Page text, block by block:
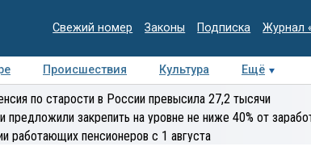
Свежий номер Законы Подписка Журнал
Происшествия Культура Ещё
Медиацентр Интервью Колумнисты
по старости в России превысила 27,2 тысячи
предложили закрепить на уровне не ниже 40% от
работающих пенсионеров с 1 августа